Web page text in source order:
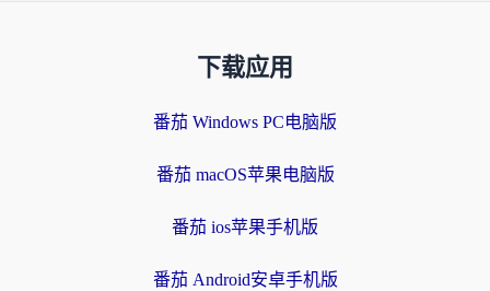
下载应用
番茄 Windows PC电脑版
番茄 macOS苹果电脑版
番茄 ios苹果手机版
番茄 Android安卓手机版